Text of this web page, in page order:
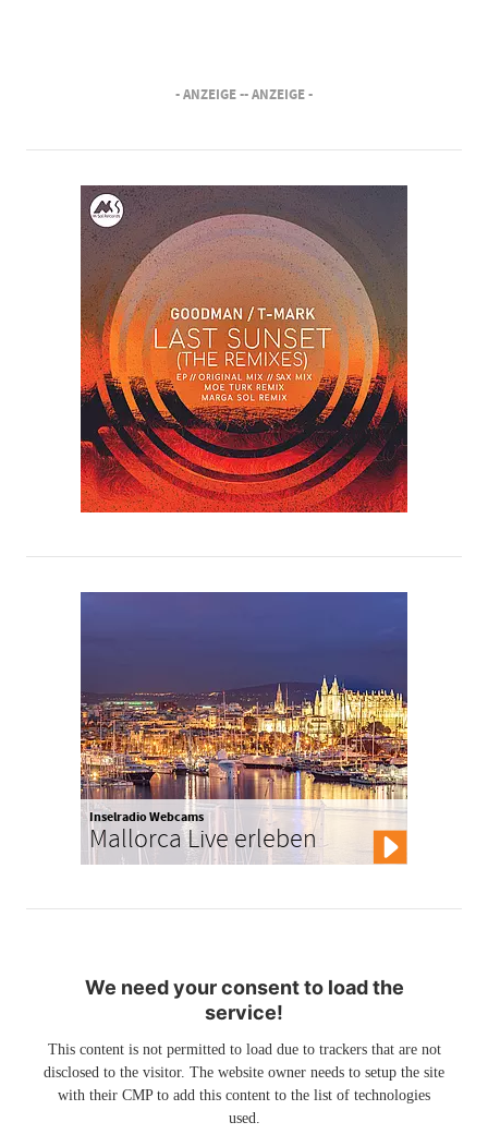
- ANZEIGE -- ANZEIGE -
Inselradio Webcams
Mallorca Live erleben
We need your consent to load the
service!
This content is not permitted to load due to trackers that are not
disclosed to the visitor. The website owner needs to setup the site
with their CMP to add this content to the list of technologies
used.